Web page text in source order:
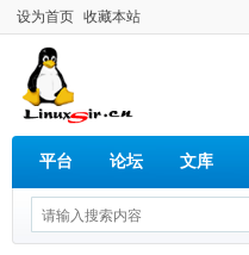
设为首页 收藏本站
平台 论坛 文库